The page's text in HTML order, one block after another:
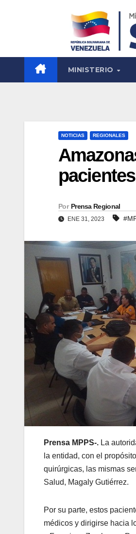
MINISTERIO
NOTICIAS REGIONALES
Por Prensa Regional
ENE 31, 2023
Prensa MPPS-. La
la entidad, con el
quirúrgicas, las mismas
Salud, Magaly Gutiérrez.
Por su parte, estos
médicos y dirigirse hacia